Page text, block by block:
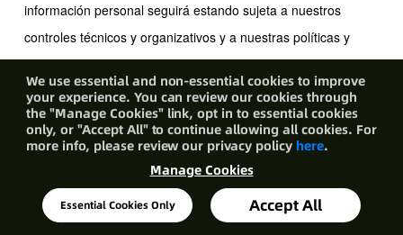
información personal seguirá estando sujeta a nuestros
controles técnicos y organizativos y a nuestras políticas y
procedimientos (incluida esta Política de Privacidad).
Lamentablemente, la transmisión de información a través de
Internet no es completamente segura. Aunque haremos todo
lo posible para proteger su información personal, no podemos
garantizar la seguridad de la información transmitida a
nuestros Servicios.
Si nos enteramos de que su información personal no cifrada
We use essential and non-essential cookies to improve
your experience. You can review our cookies through
the "Manage Cookies" link, opt in to essential cookies
only, or "Accept All" to continue allowing all cookies. For
more info, please review our privacy policy here.
Manage Cookies
Essential Cookies Only Accept All